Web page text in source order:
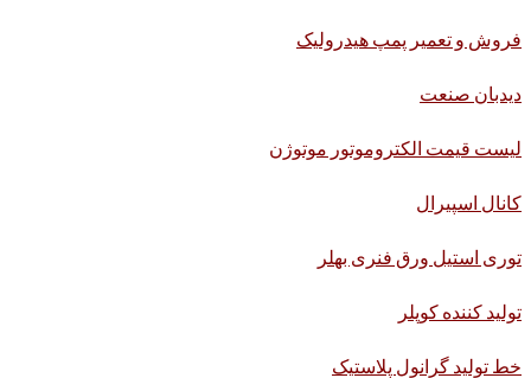
فروش و تعمیر پمپ هیدرولیک
دیدبان صنعت
لیست قیمت الکتروموتور موتوژن
کانال اسپیرال
توری استیل ورق فنری بهلر
تولید کننده کوپلر
خط تولید گرانول پلاستیک